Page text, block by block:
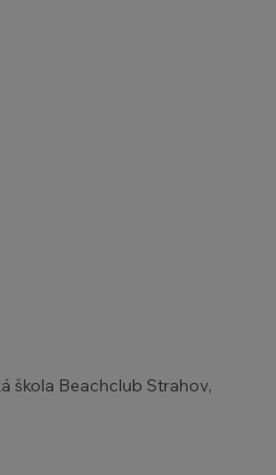
škola Beachclub Strahov,